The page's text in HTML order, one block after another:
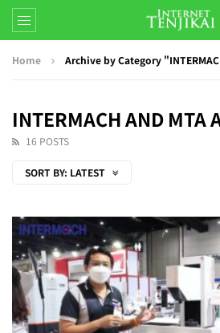
Home Archive by Category
INTERMACH AND MTA
16 POSTS
SORT BY: LATEST